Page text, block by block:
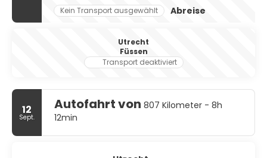
Kein Transport ausgewählt Abreise
Utrecht
Füssen
Transport deaktiviert
12
Sept.
Autofahrt von 807 Kilometer - 8h
12min